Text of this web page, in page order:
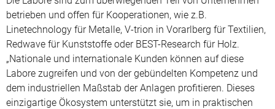
betrieben und offen für Kooperationen, wie z.B.
Linetechnology für Metalle, V-trion in Vorarlberg für Textilien,
Redwave für Kunststoffe oder BEST-Research für Holz.
„Nationale und internationale Kunden können auf diese
Labore zugreifen und von der gebündelten Kompetenz und
dem industriellen Maßstab der Anlagen profitieren. Dieses
einzigartige Ökosystem unterstützt sie, um in praktischen